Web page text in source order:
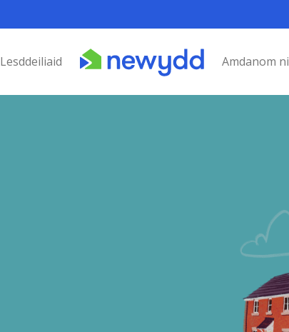
Lesddeiliaid Amdanom ni